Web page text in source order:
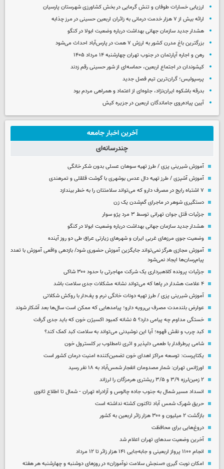
ارزیابی خسارات طوفان و تنش گرمایی در بخش کشاورزی شهرستان پارسیان
ارائه بیش از ۷ هزار خدمت درمانی به زائران اربعین حسینی در مرز چذابه
هشدار جدید سازمان جهانی بهداشت درباره وضعیت ابولا در کنگو
بزرگترین باغ مدرن کشور به ارزش ۷ همت در پارس‌آباد احداث می‌شود
رهن و اجاره آپارتمان در جنوب تهران چهارشنبه ۱۴ مرداد ۱۴۰۵
کیشوندان در اجتماع اربعین، حماسه‌ای از شور حسینی رقم زدند
پرسپولیس؛ گران‌ترین تیم فصل جدید
بدرقه باشکوه ایران‌نژاد، جلوه‌ای از اعتماد و همراهی مردم بود
آیین پیاده‌روی جاماندگان اربعین در جزیره کیش
آخرین اخبار جامعه
چندرسانه‌ای
آموزش شیرینی پزی / طرز تهیه سوهان عسلی بدون شکر خانگی
آموزش آشپزی / طرز تهیه دال عدس بوشهری با گوشت قلقلی و تمرهندی
۷ اشتباه رایج در مصرف دارو که می‌تواند سلامتتان را به خطر بیندازد
دستگیری شوهر در ماجرای گم‌شدن یک زن
جزئیات قتل جوان تهرانی توسط ۳ مرد پژو سوار
هشدار جدید سازمان جهانی بهداشت درباره وضعیت ابولا در کنگو
وضعیت جوی مرزهای غربی ایران و شهرهای زیارتی عراق طی دو روز آینده
آموزش مجازی هرگز نمی‌تواند جایگزین آموزش حضوری شود/ بازدهی واقعی آموزش با تعدد
پیام‌رسان‌ها ایجاد نمی‌شود
جزئیات پرونده کلاهبرداری یک شرکت مهاجرتی با حدود ۳۰۰ شاکی
۴ علامت هشدار در پاها که می‌تواند نشانه مشکلات جدی سلامت باشد
آموزش شیرینی پزی / طرز تهیه دونات خانگی نرم و پف‌دار با روکش شکلاتی
عوارض بلندمدت مصرف بی‌رویه دارو؛ پیامدهایی که ممکن است سال‌ها بعد آشکار شوند
خستگی مداوم چه پیامی دارد؟ ۵ نشانه کمبود اکسیژن خون که باید جدی گرفت
کبد چرب و نقش قهوه؛ آیا این نوشیدنی می‌تواند به سلامت کبد کمک کند؟
شامی پرطرفدار با طعمی دلپذیر و اثری نامطلوب بر کلسترول خون
یکتاپرست: توسعه مراکز اهدای خون تضمین‌کننده امنیت درمان کشور است
اورژانس تهران: شمار مصدومان انفجار شمس‌آباد به ۱۸ نفر رسید
۲ زمین‌لرزه ۳/۹ و ۳/۵ ریشتری هرمزگان را لرزاند
انسداد مسیر شمال به جنوب جاده چالوس و آزادراه تهران - شمال تا اطلاع ثانوی
حریق شهرک شمس آباد تاکنون کشته نداشته است
بازگشت ۲ میلیون و ۳۰۰ هزار زائر اربعین به کشور
دروغ‌هایی برای محافظت
آخرین وضعیت سدهای تهران اعلام شد
انجام ۱۱۰۰ پرواز اربعینی و جابه‌جایی ۱۴۱ هزار زائر تا ۱۲ مرداد
امکان نوبت گیری «سنجش سلامت نوآموزان» در روزهای دوشنبه و چهارشنبه هر هفته